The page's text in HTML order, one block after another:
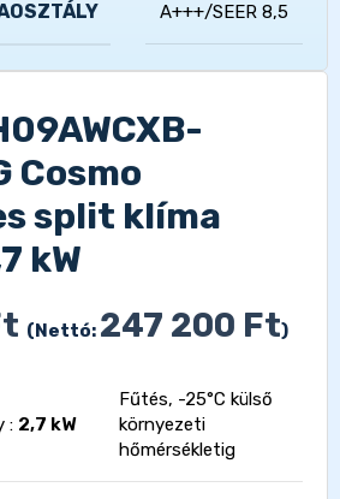
A+++/SEER 8,5
Cosmo
split klíma
kW
(Nettó: 247 200 Ft)
: 2,7 kW
Fűtés, -25°C külső
környezeti
hőmérsékletig